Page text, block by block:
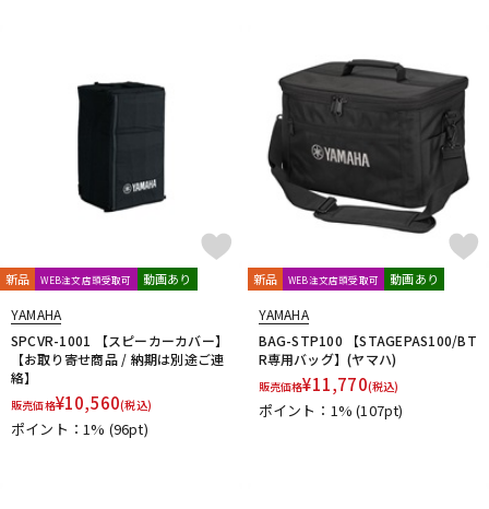
新品 WEB注文店頭受取可 動画あり
YAMAHA
SPCVR-1001 【スピーカーカバー】
【お取り寄せ商品 / 納期は別途ご連
絡】
販売価格¥10,560(税込)
ポイント：1% (96pt)
新品 WEB注文店頭受取可 動画あり
YAMAHA
BAG-STP100 【STAGEPAS100/BT
R専用バッグ】(ヤマハ)
販売価格¥11,770(税込)
ポイント：1%(107pt)